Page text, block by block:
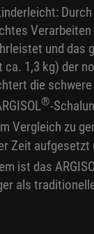
und das
ca. 1,3 kg) der
die
®-
Vergleich zu
Zeit aufgesetzt
ist das
als